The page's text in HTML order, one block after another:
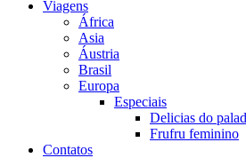
Viagens
África
Asia
Áustria
Brasil
Europa
Especiais
Delicias do
Frufru feminino
Contatos